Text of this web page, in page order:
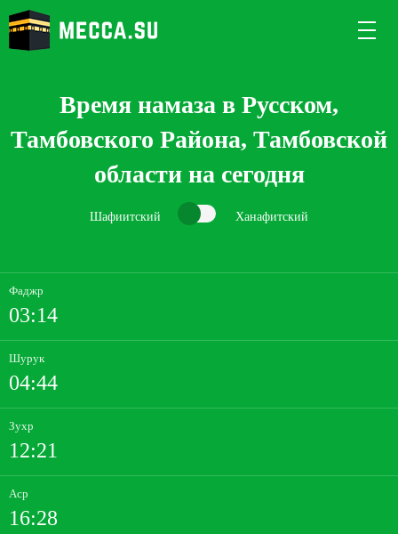
Время намаза в Русском,
Тамбовского Района, Тамбовской
области на сегодня
Шафиитский Ханафитский
Фаджр
03:14
Шурук
04:44
Зухр
12:21
Аср
16:28